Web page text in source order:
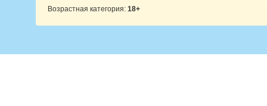
Возрастная категория: 18+